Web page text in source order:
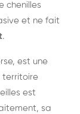
chenilles
et ne fait
.
est une
territoire
est
sa